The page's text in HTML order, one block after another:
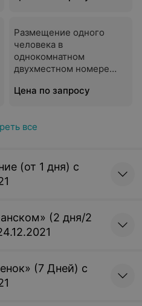
Размещение одного
человека в
однокомнатном
двухместном номере
№5)
Цена по запросу
все
(от 1 дня) с
(2 дня/2
(7 Дней) с